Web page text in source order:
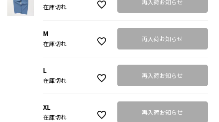
在庫切れ
M
在庫切れ
再入荷お知らせ
L
在庫切れ
再入荷お知らせ
XL
在庫切れ
再入荷お知らせ